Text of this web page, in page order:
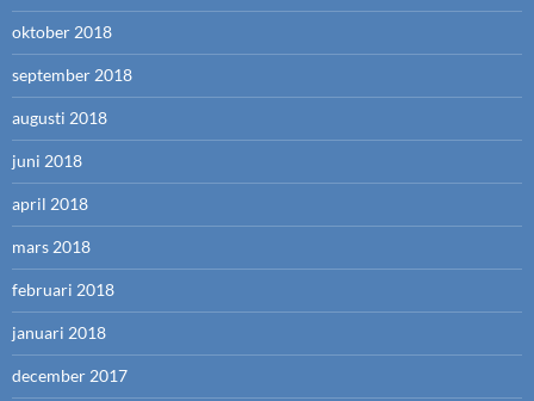
oktober 2018
september 2018
augusti 2018
juni 2018
april 2018
mars 2018
februari 2018
januari 2018
december 2017